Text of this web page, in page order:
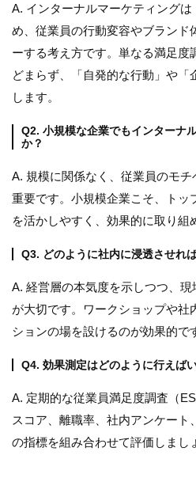
A. インターナルマーケティング
め、従業員の行動変容やブランド
ーする考え方です。単なる満足度
どまらず、「自発的な行動」や「
します。
Q2. 小規模な企業でもインターナ
か？
A. 規模に関係なく、従業員のモ
重要です。小規模企業こそ、トッ
を活かしやすく、効果的に取り組
Q3. どのように社内に浸透させれ
A. 経営層の本気度を示しつつ、
が大切です。ワークショップや社
ションの場を設けるのが効果的で
Q4. 効果測定はどのように行えば
A. 定期的な従業員満足度調査（
スコア、離職率、社内アンケート
の指標を組み合わせて評価しまし